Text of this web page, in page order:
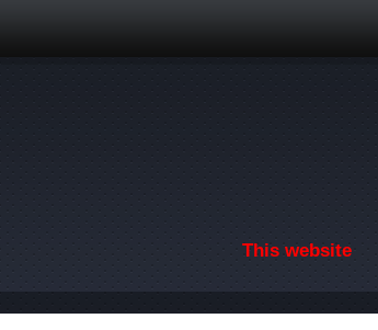
This website